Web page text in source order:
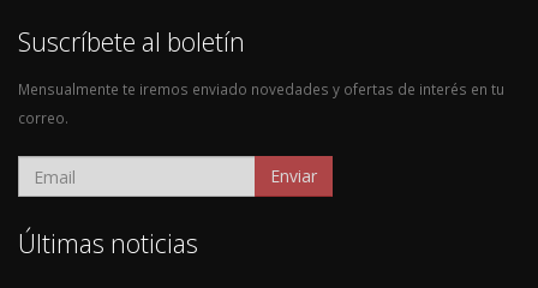
Suscríbete al boletín
Mensualmente te iremos enviado novedades y ofertas de interés en tu
correo.
Enviar
Últimas noticias